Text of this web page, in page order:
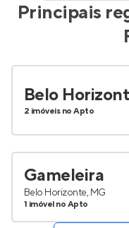
Principais
Belo
2 imóveis no Apto
Gameleira
Belo Horizonte, MG
1 imóvel no Apto